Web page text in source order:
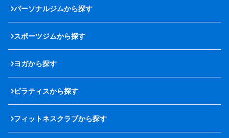
パーソナルジムから探す
スポーツジムから探す
ヨガから探す
ピラティスから探す
フィットネスクラブから探す